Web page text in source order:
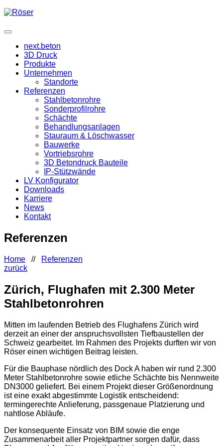
next.beton
3D Druck
Produkte
Unternehmen
Standorte
Referenzen
Stahlbetonrohre
Sonderprofilrohre
Schächte
Behandlungsanlagen
Stauraum & Löschwasser
Bauwerke
Vortriebsrohre
3D Betondruck Bauteile
IP-Stützwände
LV Konfigurator
Downloads
Karriere
News
Kontakt
Referenzen
Home //
Referenzen
zurück
Zürich, Flughafen mit 2.300 Meter
Stahlbetonrohren
Mitten im laufenden Betrieb des Flughafens Zürich wird
derzeit an einer der anspruchsvollsten Tiefbaustellen der
Schweiz gearbeitet. Im Rahmen des Projekts durften wir von
Röser einen wichtigen Beitrag leisten.
Für die Bauphase nördlich des Dock A haben wir rund 2.300
Meter Stahlbetonrohre sowie etliche Schächte bis Nennweite
DN3000 geliefert. Bei einem Projekt dieser Größenordnung
ist eine exakt abgestimmte Logistik entscheidend:
termingerechte Anlieferung, passgenaue Platzierung und
nahtlose Abläufe.
Der konsequente Einsatz von BIM sowie die enge
Zusammenarbeit aller Projektpartner sorgen dafür, dass